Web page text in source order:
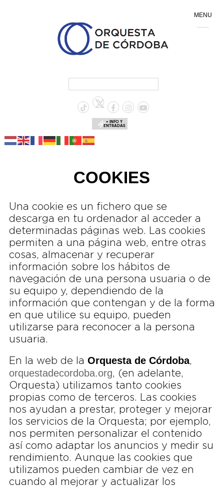
+ INFO Y
ENTRADAS
COOKIES
Una cookie es un fichero que se
descarga en tu ordenador al acceder a
determinadas páginas web. Las cookies
permiten a una página web, entre otras
cosas, almacenar y recuperar
información sobre los hábitos de
navegación de una persona usuaria o de
su equipo y, dependiendo de la
información que contengan y de la forma
en que utilice su equipo, pueden
utilizarse para reconocer a la persona
usuaria.
En la web de la Orquesta de Córdoba,
orquestadecordoba.org, (en adelante,
Orquesta) utilizamos tanto cookies
propias como de terceros. Las cookies
nos ayudan a prestar, proteger y mejorar
los servicios de la Orquesta; por ejemplo,
nos permiten personalizar el contenido
así como adaptar los anuncios y medir su
rendimiento. Aunque las cookies que
utilizamos pueden cambiar de vez en
cuando al mejorar y actualizar los
MENU